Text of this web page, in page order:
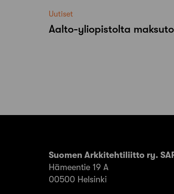
Uutiset
Aalto-​yliopistolta
Suomen Arkkitehtiliitto ry.
Hämeentie 19 A
00500 Helsinki